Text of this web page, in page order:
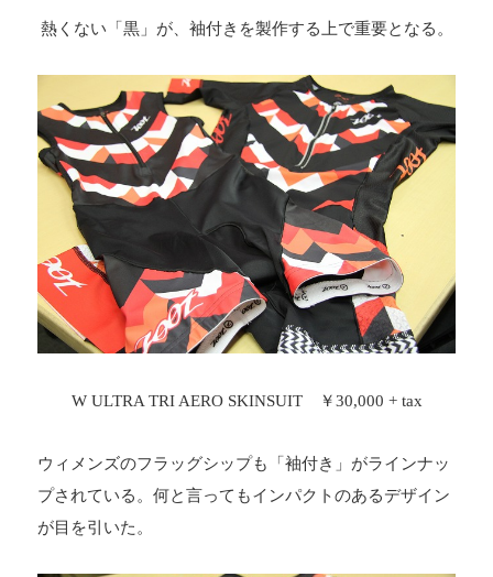
熱くない「黒」が、袖付きを製作する上で重要となる。
W ULTRA TRI AERO SKINSUIT ￥30,000 + tax
ウィメンズのフラッグシップも「袖付き」がラインナッ
プされている。何と言ってもインパクトのあるデザイン
が目を引いた。